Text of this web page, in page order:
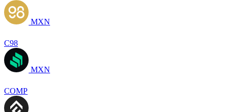
MXN
C98
MXN
COMP